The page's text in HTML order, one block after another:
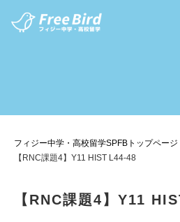
フィジー中学・高校留学SPFBトップページ
【RNC課題4】Y11 HIST L44-48
【RNC課題4】Y11